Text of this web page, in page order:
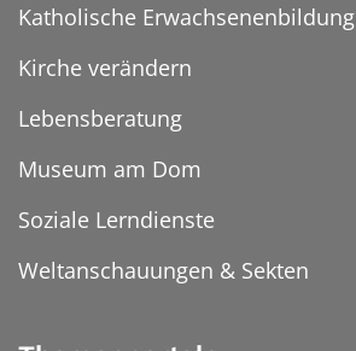
Katholische Erwachsenenbildung
Kirche verändern
Lebensberatung
Museum am Dom
Soziale Lerndienste
Weltanschauungen & Sekten